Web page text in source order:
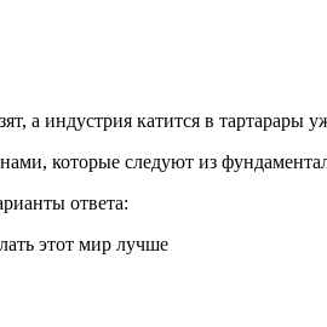
а индустрия катится в тартарары
которые следуют из
ответа:
этот мир лучше